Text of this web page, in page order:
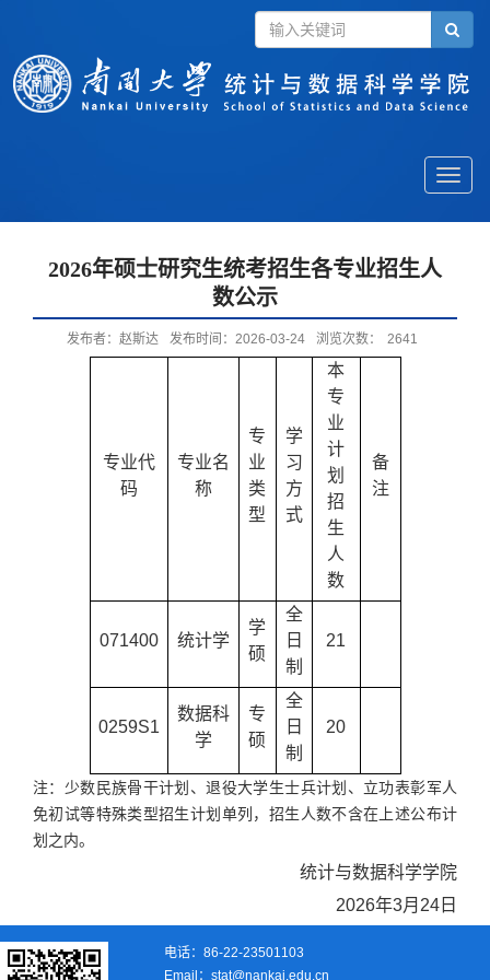
Toggle
2026年硕士研究生统考招生各专业招生人
数公示
发布者：赵斯达 发布时间：2026-03-24 浏览次数： 2641
专业代
码
专业名
称
专
业
类
型
学
习
方
式
本
专
业
计
划
招
生
人
数
备
注
071400 统计学
学
硕
全
日
制
21
0259S1
数据科
学
专
硕
全
日
制
20
注：少数民族骨干计划、退役大学生士兵计划、立功表彰军人
免初试等特殊类型招生计划单列，招生人数不含在上述公布计
划之内。
统计与数据科学学院
2026年3月24日
电话：86-22-23501103
Email：stat@nankai.edu.cn